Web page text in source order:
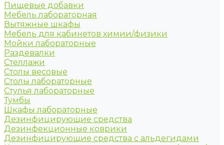
Пищевые добавки
Мебель лабораторная
Вытяжные шкафы
Мебель для кабинетов химии/физики
Мойки лабораторные
Раздевалки
Стеллажи
Столы весовые
Столы лабораторные
Стулья лабораторные
Тумбы
Шкафы лабораторные
Дезинфицирующие средства
Дезинфекционные коврики
Дезинфицирующие средства с альдегидами